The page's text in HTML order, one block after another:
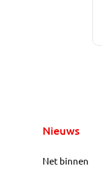
Nieuws
Net binnen